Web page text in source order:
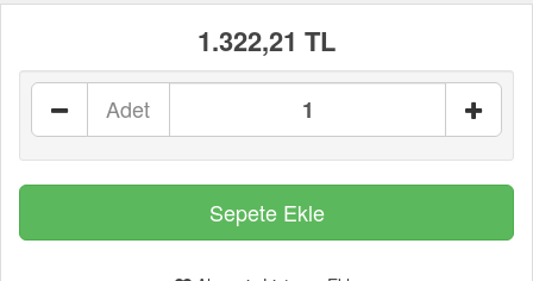
1.322,21 TL
Adet